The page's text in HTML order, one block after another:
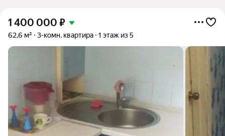
1 400 000 ₽
62,6 м² 3-комн. квартира 1 этаж из 5